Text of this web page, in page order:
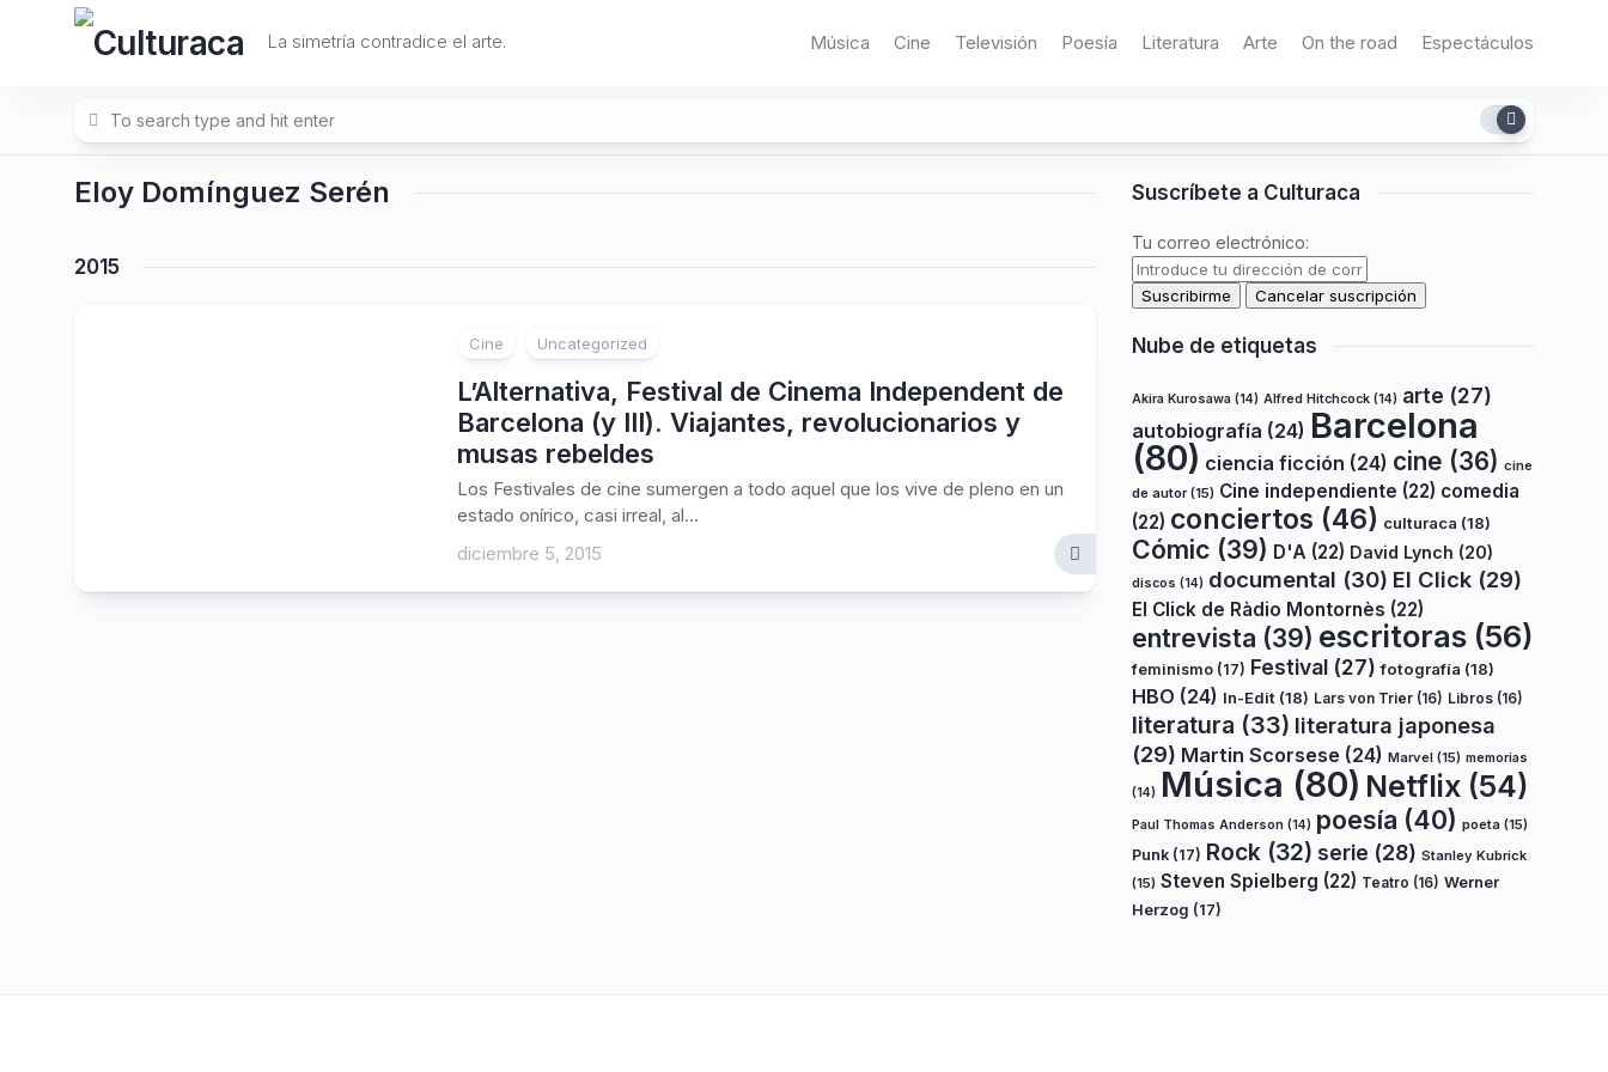
La simetría contradice el arte. Música Cine Televisión Poesía Literatura Arte On the road Espectáculos
Eloy Domínguez Serén
2015
Cine Uncategorized
L’Alternativa, Festival de Cinema Independent de
Barcelona (y III). Viajantes, revolucionarios y
musas rebeldes
Los Festivales de cine sumergen a todo aquel que los vive de pleno en un
estado onírico, casi irreal, al...
diciembre 5, 2015
Suscríbete a Culturaca
Tu correo electrónico:
Nube de etiquetas
Akira Kurosawa (14) Alfred Hitchcock (14) arte (27)
autobiografía (24) Barcelona
(80) ciencia ficción (24) cine (36) cine
de autor(15) Cine independiente (22) comedia
(22) conciertos (46) culturaca (18)
Cómic (39) D'A (22) David Lynch (20)
discos (14) documental (30) El Click (29)
El Click de Ràdio Montornès (22)
entrevista (39) escritoras (56)
feminismo (17) Festival (27) fotografía (18)
HBO (24) In-Edit (18) Lars von Trier (16) Libros (16)
literatura (33) literatura japonesa
(29) Martin Scorsese (24) Marvel (15) memorias
(14) Música (80) Netflix (54)
Paul Thomas Anderson (14) poesía (40) poeta (15)
Punk (17) Rock (32) serie (28) Stanley Kubrick
(15) Steven Spielberg (22) Teatro (16) Werner
Herzog (17)